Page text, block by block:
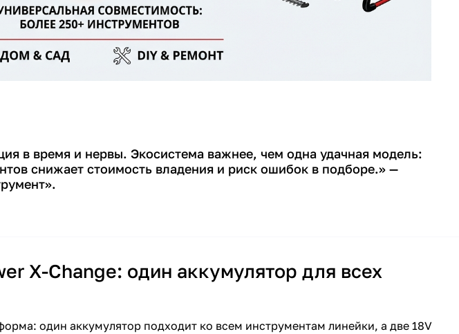
в время и нервы. Экосистема важнее, чем одна удачная модель:
снижает стоимость владения и риск ошибок в подборе.» —
X-Change: один аккумулятор для всех
один аккумулятор подходит ко всем инструментам линейки, а две 18V